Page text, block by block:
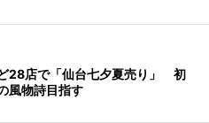
28店で「仙台七夕夏売り」 初
風物詩目指す